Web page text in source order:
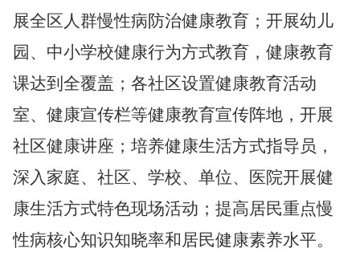
展全区人群慢性病防治健康教育；开展幼儿
园、中小学校健康行为方式教育，健康教育
课达到全覆盖；各社区设置健康教育活动
室、健康宣传栏等健康教育宣传阵地，开展
社区健康讲座；培养健康生活方式指导员，
深入家庭、社区、学校、单位、医院开展健
康生活方式特色现场活动；提高居民重点慢
性病核心知识知晓率和居民健康素养水平。